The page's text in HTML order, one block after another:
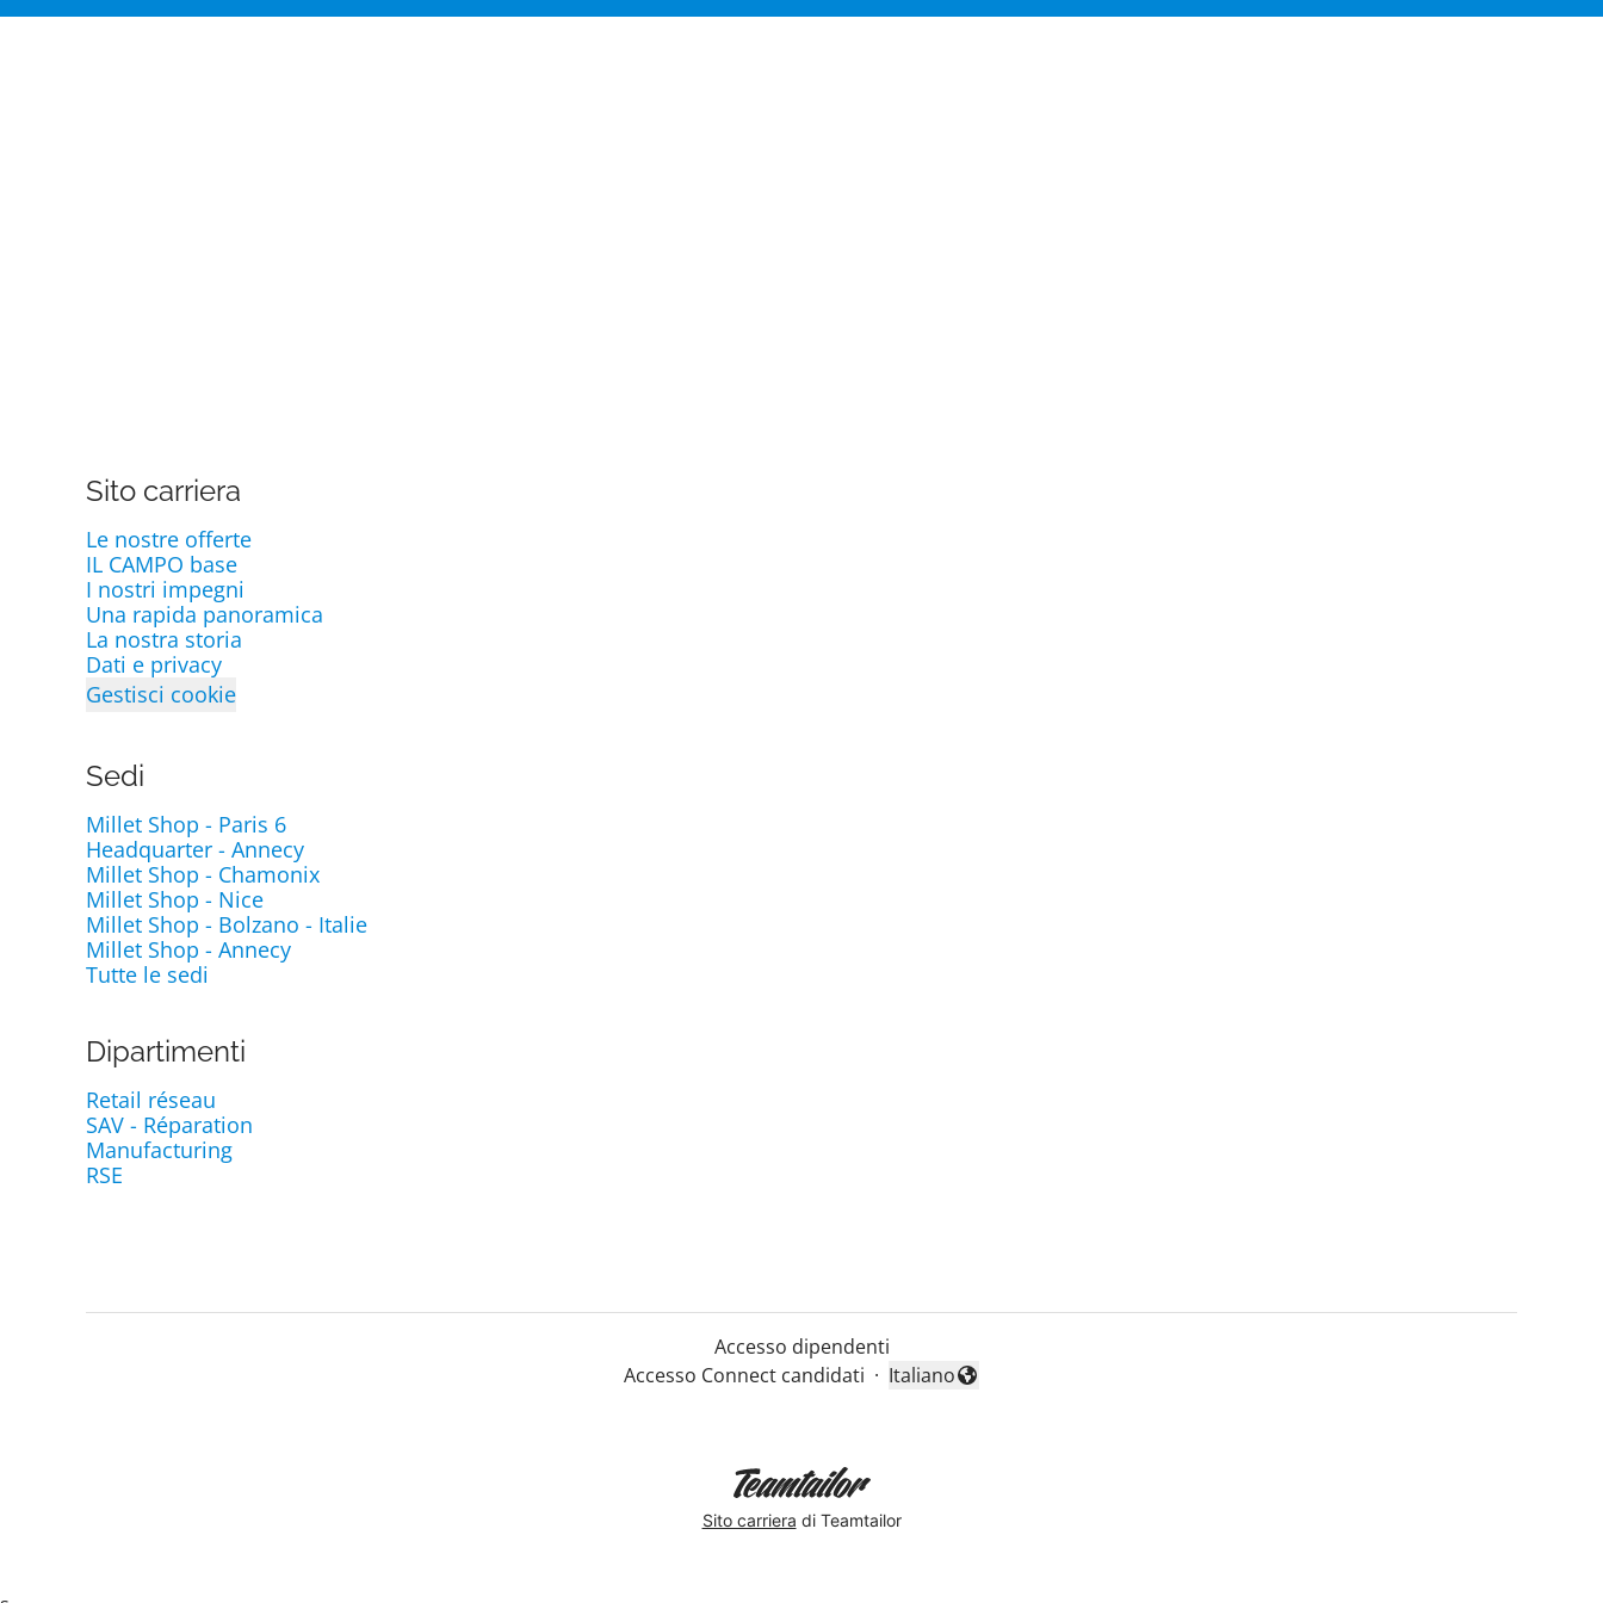
Sito carriera
Le nostre offerte
IL CAMPO base
I nostri impegni
Una rapida panoramica
La nostra storia
Dati e privacy
Gestisci cookie
Sedi
Millet Shop - Paris 6
Headquarter - Annecy
Millet Shop - Chamonix
Millet Shop - Nice
Millet Shop - Bolzano - Italie
Millet Shop - Annecy
Tutte le sedi
Dipartimenti
Retail réseau
SAV - Réparation
Manufacturing
RSE
Accesso dipendenti
Accesso Connect candidati · Cambia lingua
Italiano
Sito carriera di Teamtailor